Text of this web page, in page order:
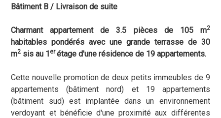
Bâtiment B / Livraison de suite
Charmant appartement de 3.5 pièces de 105 m2
habitables pondérés avec une grande terrasse de 30
m2 sis au 1 erétage d'une résidence de 19 appartements.
Cette nouvelle promotion de deux petits immeubles de 9
appartements (bâtiment nord) et 19 appartements
(bâtiment sud) est implantée dans un environnement
verdoyant et bénéficie d'une proximité aux différentes